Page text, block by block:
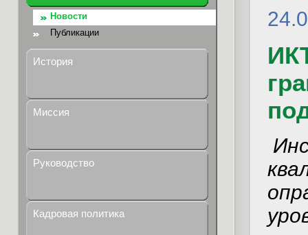
Новости
Публикации
История
Миссия
Руководство
Кадровая политика